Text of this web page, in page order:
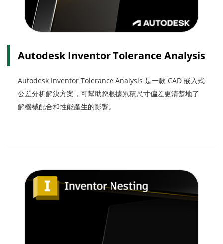
Autodesk Inventor Tolerance Analysis
Autodesk Inventor Tolerance Analysis 是一款 CAD 嵌入式
公差分析解決方案，可幫助您根據累積尺寸偏差更清楚地了
解機械配合和性能產生的影響。